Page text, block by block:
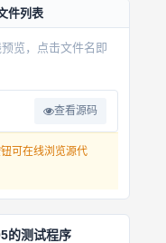
件列表
览，点击文件名即
查看源码
可在线浏览源代
的测试程序